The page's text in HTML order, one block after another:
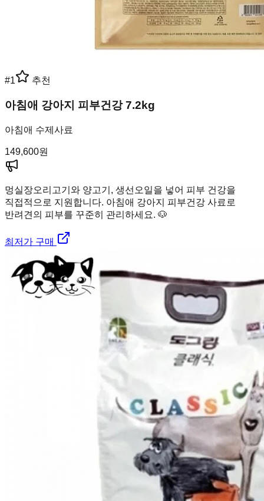
#1 추천
아침애 강아지 피부건강 7.2kg
아침애 수제사료
149,600원
멍실장오리고기와 양고기, 생선오일을 넣어 피부 건강을
직접적으로 지원합니다. 아침애 강아지 피부건강 사료로
반려견의 피부를 꾸준히 관리하세요. 🐶
최저가 구매